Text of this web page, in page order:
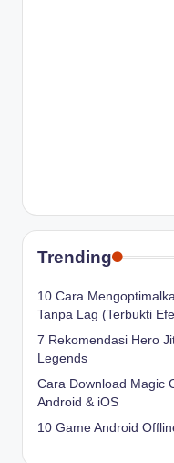
Trending
10 Cara
Tanpa Lag (Terbukti
7 Rekomendasi Hero
Legends
Cara Download Magic
Android & iOS
10 Game Android